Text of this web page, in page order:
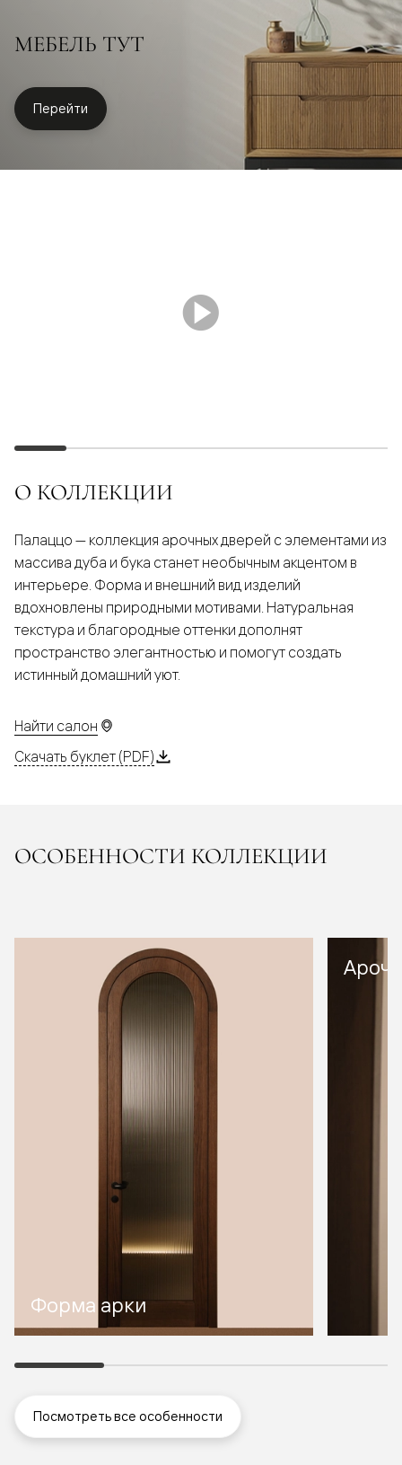
МЕБЕЛЬ ТУТ
Перейти
О КОЛЛЕКЦИИ
Палаццо — коллекция арочных дверей с элементами из
массива дуба и бука станет необычным акцентом в
интерьере. Форма и внешний вид изделий
вдохновлены природными мотивами. Натуральная
текстура и благородные оттенки дополнят
пространство элегантностью и помогут создать
истинный домашний уют.
Найти салон
Скачать буклет (PDF)
ОСОБЕННОСТИ КОЛЛЕКЦИИ
Форма арки
Посмотреть все особенности